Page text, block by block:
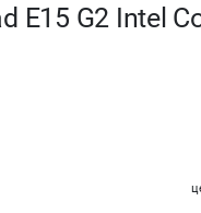
E15 G2 Intel